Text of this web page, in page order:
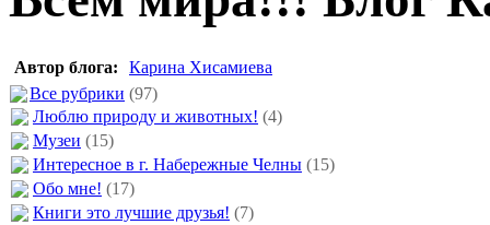
Автор блога:
Карина Хисамиева
Все рубрики (97)
Люблю природу и животных! (4)
Музеи (15)
Интересное в г. Набережные Челны (15)
Обо мне! (17)
Книги это лучшие друзья! (7)